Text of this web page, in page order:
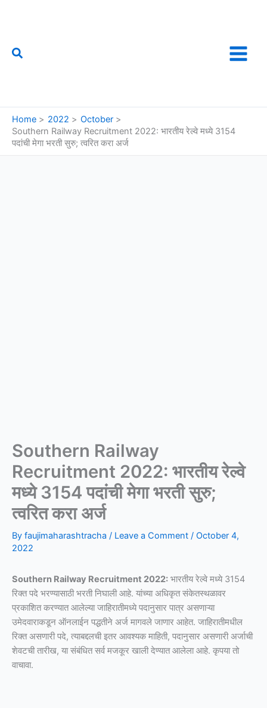
Search
Home 2022
October
Southern Railway Recruitment 2022: भारतीय रेल्वे मध्ये 3154
पदांची मेगा भरती सुरु; त्वरित करा अर्ज
Southern Railway
Recruitment 2022: भारतीय रेल्वे
मध्ये 3154 पदांची मेगा भरती सुरु;
त्वरित करा अर्ज
By faujimaharashtracha / Leave a Comment / October 4,
2022
Southern Railway Recruitment 2022: भारतीय रेल्वे मध्ये 3154
रिक्त पदे भरण्यासाठी भरती निघाली आहे. यांच्या अधिकृत संकेतस्थळावर
प्रकाशित करण्यात आलेल्या जाहिरातीमध्ये पदानुसार पात्र असणाऱ्या
उमेदवाराकडून ऑनलाईन पद्धतीने अर्ज मागवले जाणार आहेत. जाहिरातीमधील
रिक्त असणारी पदे, त्याबद्दलची इतर आवश्यक माहिती, पदानुसार असणारी अर्जाची
शेवटची तारीख, या संबंधित सर्व मजकूर खाली देण्यात आलेला आहे. कृपया तो
वाचावा.